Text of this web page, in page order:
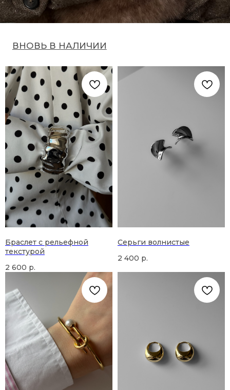
Браслет с рельефной
текстурой
2 600 р.
Серьги волнистые
2 400 р.
ВЫБОР КОМАНДЫ